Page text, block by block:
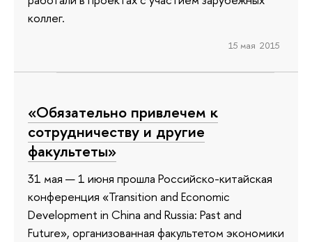
коллег.
15 мая 2015
«Обязательно привлечем к
сотрудничеству и другие
факультеты»
31 мая — 1 июня прошла Российско-китайская
конференция «Transition and Economic
Development in China and Russia: Past and
Future», организованная факультетом экономики